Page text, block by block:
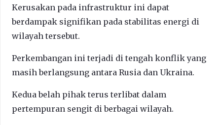
Kerusakan pada infrastruktur ini dapat
berdampak signifikan pada stabilitas energi di
wilayah tersebut.
Perkembangan ini terjadi di tengah konflik yang
masih berlangsung antara Rusia dan Ukraina.
Kedua belah pihak terus terlibat dalam
pertempuran sengit di berbagai wilayah.